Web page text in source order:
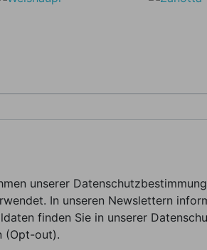
unserer
In unseren Newslettern
finden Sie in unserer
(Opt-out).